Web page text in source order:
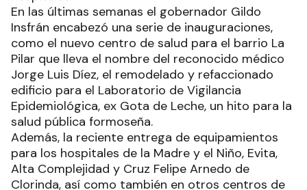
En las últimas semanas el gobernador Gildo
Insfrán encabezó una serie de inauguraciones,
como el nuevo centro de salud para el barrio La
Pilar que lleva el nombre del reconocido médico
Jorge Luis Díez, el remodelado y refaccionado
edificio para el Laboratorio de Vigilancia
Epidemiológica, ex Gota de Leche, un hito para la
salud pública formoseña.
Además, la reciente entrega de equipamientos
para los hospitales de la Madre y el Niño, Evita,
Alta Complejidad y Cruz Felipe Arnedo de
Clorinda, así como también en otros centros de